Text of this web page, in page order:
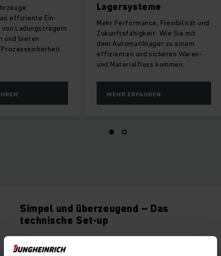
Schmalgangfahrzeuge
ermöglichen das effiziente Ein-
und Auslagern von Ladungsträgern
in hohen Höhen und bieten
zugleich volle Prozesssicherheit.
Mehr
Zukunftsfähigkeit:
dem
effizienten und
und Materialfluss
Simpel und überzeugend – Das
technische Set-up